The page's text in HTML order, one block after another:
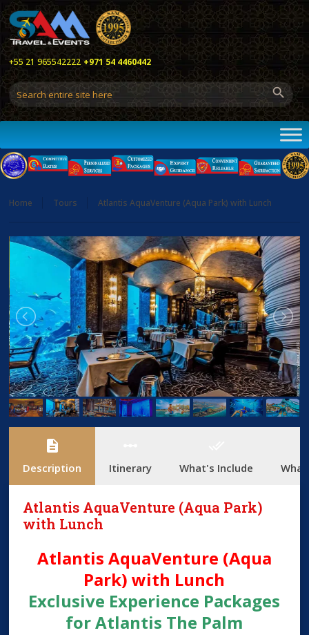
+55 21 965542222 +971 54 4460442
Home Tours Atlantis AquaVenture (Aqua Park) with Lunch
description
Description Itinerary What's Include
Atlantis AquaVenture (Aqua Park)
with Lunch
Atlantis AquaVenture (Aqua
Park) with Lunch
Exclusive Experience Packages
for Atlantis The Palm